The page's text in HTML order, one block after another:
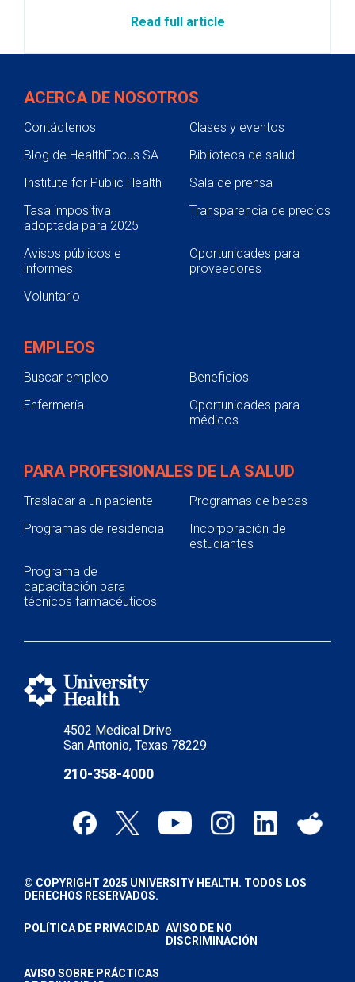
Read full article
4502 Medical Drive
San Antonio, Texas 78229
210-358-4000
ACERCA DE NOSOTROS
Contáctenos
Clases y eventos
Blog de HealthFocus SA
Biblioteca de salud
Institute for Public Health
Sala de prensa
Tasa impositiva
adoptada para 2025
Transparencia de precios
Avisos públicos e
informes
Oportunidades para
proveedores
Voluntario
EMPLEOS
Buscar empleo
Beneficios
Enfermería
Oportunidades para
médicos
PARA PROFESIONALES DE LA SALUD
Trasladar a un paciente
Programas de becas
Programas de residencia
Incorporación de
estudiantes
Programa de
capacitación para
técnicos farmacéuticos
© COPYRIGHT 2025 UNIVERSITY HEALTH. TODOS LOS
DERECHOS RESERVADOS.
POLÍTICA DE PRIVACIDAD AVISO DE NO
DISCRIMINACIÓN
AVISO SOBRE PRÁCTICAS